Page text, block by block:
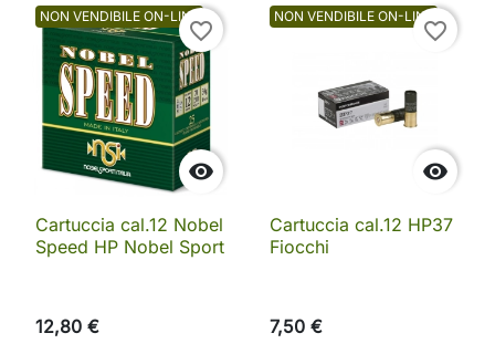
NON VENDIBILE ON-LINE

favorite_border
Cartuccia cal.12 Nobel
Speed HP Nobel Sport
12,80 €
NON VENDIBILE ON-LINE

favorite_border
Cartuccia cal.12 HP37
Fiocchi
7,50 €